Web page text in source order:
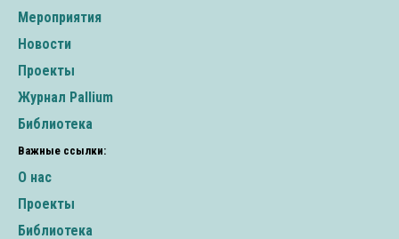
Мероприятия
Новости
Проекты
Журнал Pallium
Библиотека
Важные ссылки:
О нас
Проекты
Библиотека